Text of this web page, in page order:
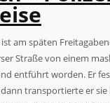
am späten
Straße von einem
entführt worden. Er
transportierte er